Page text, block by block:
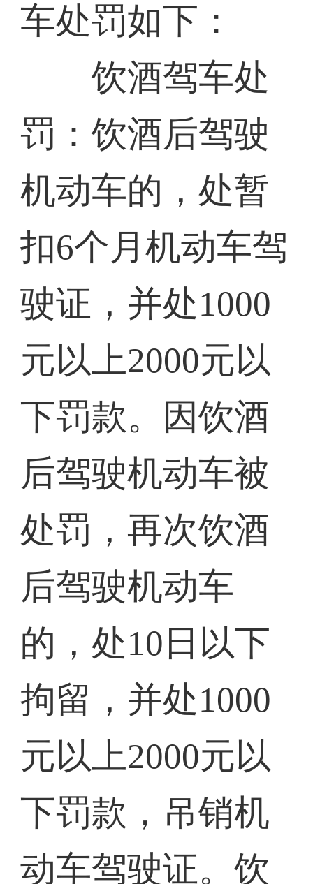
车处罚如下：
饮酒驾车处
罚：饮酒后驾驶
机动车的，处暂
扣6个月机动车驾
驶证，并处1000
元以上2000元以
下罚款。因饮酒
后驾驶机动车被
处罚，再次饮酒
后驾驶机动车
的，处10日以下
拘留，并处1000
元以上2000元以
下罚款，吊销机
动车驾驶证。饮